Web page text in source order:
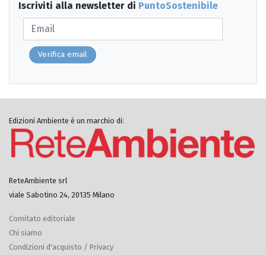
Iscriviti alla newsletter di PuntoSostenibile
Verifica email
Edizioni Ambiente è un marchio di:
ReteAmbiente srl
viale Sabotino 24, 20135 Milano
Comitato editoriale
Chi siamo
Condizioni d'acquisto / Privacy